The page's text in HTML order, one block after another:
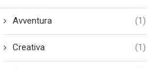
Avventura (1)
Creativa (1)